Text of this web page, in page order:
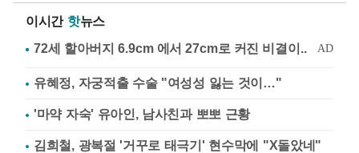
이시간 핫뉴스
유혜정, 자궁적출 수술 "여성성 잃는 것이…"
'마약 자숙' 유아인, 남사친과 뽀뽀 근황
김희철, 광복절 '거꾸로 태극기' 현수막에 "X돌았네"